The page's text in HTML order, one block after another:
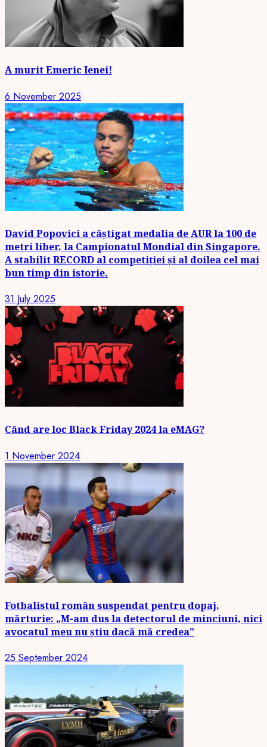
A murit Emeric Ienei!
6 November 2025
David Popovici a câștigat medalia de AUR la 100 de
metri liber, la Campionatul Mondial din Singapore.
A stabilit RECORD al competiției și al doilea cel mai
bun timp din istorie.
31 July 2025
Când are loc Black Friday 2024 la eMAG?
1 November 2024
Fotbalistul român suspendat pentru dopaj,
mărturie: „M-am dus la detectorul de minciuni, nici
avocatul meu nu știu dacă mă credea”
25 September 2024